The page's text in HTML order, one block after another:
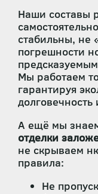
Наши составы
стабильны, не
погрешности
Мы работаем
гарантируя
А ещё мы
отделки
не скрываем
правила:
Не